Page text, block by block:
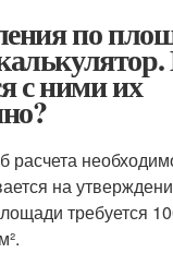
по
с ними их
расчета
на
требуется